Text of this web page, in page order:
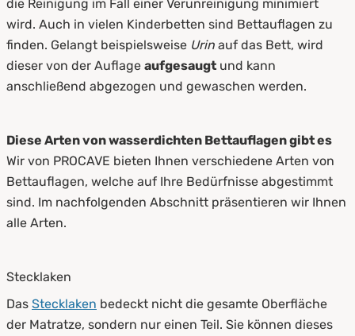
die Reinigung im Fall einer Verunreinigung minimiert
wird. Auch in vielen Kinderbetten sind Bettauflagen zu
finden. Gelangt beispielsweise Urin auf das Bett, wird
dieser von der Auflage aufgesaugt und kann
anschließend abgezogen und gewaschen werden.
Diese Arten von wasserdichten Bettauflagen gibt es
Wir von PROCAVE bieten Ihnen verschiedene Arten von
Bettauflagen, welche auf Ihre Bedürfnisse abgestimmt
sind. Im nachfolgenden Abschnitt präsentieren wir Ihnen
alle Arten.
Stecklaken
Das Stecklaken bedeckt nicht die gesamte Oberfläche
der Matratze, sondern nur einen Teil. Sie können dieses